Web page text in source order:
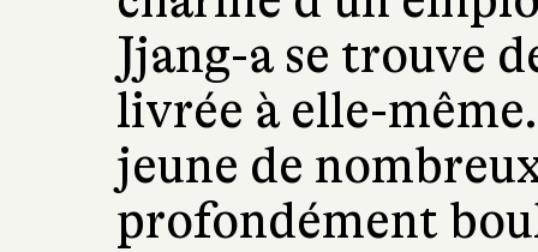
Jjang-a se trouve
livrée à elle-
jeune de
profondément